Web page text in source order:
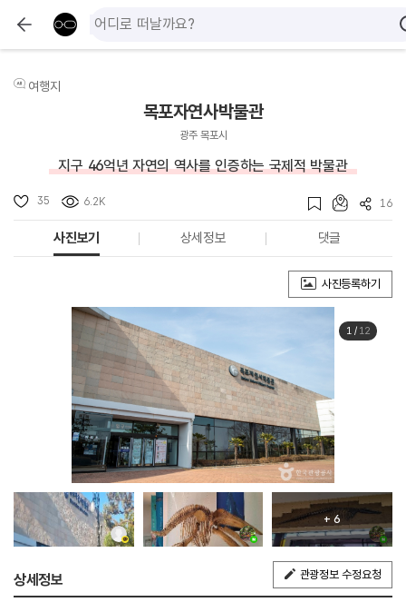
여행지
목포자연사박물관
광주 목포시
지구 46억년 자연의 역사를 인증하는 국제적 박물관
35 6.2K 16
사진보기 상세정보 댓글
사진등록하기
1/ 12
+ 6
상세정보 관광정보 수정요청